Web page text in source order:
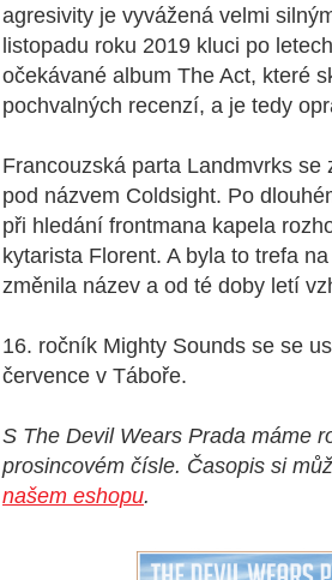
agresivity je vyvážená velmi
listopadu roku 2019 kluci po
očekávané album The Act, které
pochvalných recenzí, a je tedy
Francouzská parta Landmvrks se
pod názvem Coldsight. Po
při hledání frontmana kapela
kytarista Florent. A byla to trefa
změnila název a od té doby letí
16. ročník Mighty Sounds se se
července v Táboře.
S The Devil Wears Prada máme
prosincovém čísle. Časopis si
našem eshopu.